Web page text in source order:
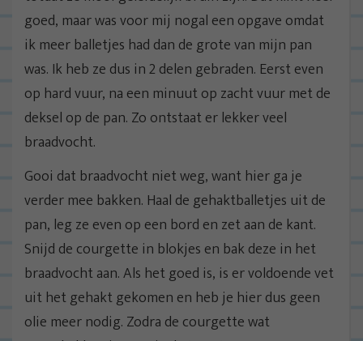
goed, maar was voor mij nogal een opgave omdat
ik meer balletjes had dan de grote van mijn pan
was. Ik heb ze dus in 2 delen gebraden. Eerst even
op hard vuur, na een minuut op zacht vuur met de
deksel op de pan. Zo ontstaat er lekker veel
braadvocht.
Gooi dat braadvocht niet weg, want hier ga je
verder mee bakken. Haal de gehaktballetjes uit de
pan, leg ze even op een bord en zet aan de kant.
Snijd de courgette in blokjes en bak deze in het
braadvocht aan. Als het goed is, is er voldoende vet
uit het gehakt gekomen en heb je hier dus geen
olie meer nodig. Zodra de courgette wat